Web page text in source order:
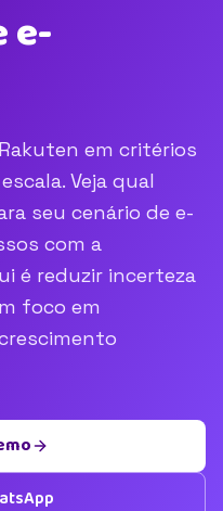
e-
em critérios
Veja qual
seu cenário de e-
com a
é reduzir incerteza
foco em